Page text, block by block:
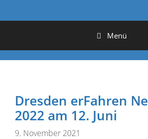
Menü
Dresden erFahren
2022 am 12. Juni
9. November 2021